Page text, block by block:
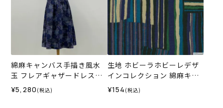
綿麻キャンバス手描き風水
玉 フレアギャザードレス＜L
サイズ＞37B
¥5,280 (税込)
生地 ホビーラホビーレデザ
インコレクション 綿麻キャ
ンバス パッチワークストラ
イプ＜2B＞
¥154 (税込)